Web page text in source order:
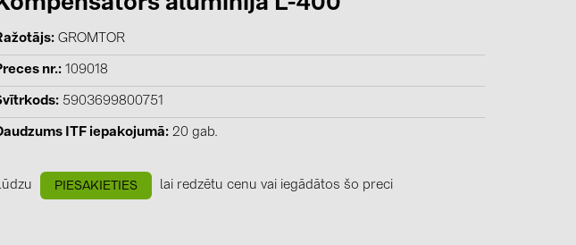
BUDMAT (6)
EVOPIPES (7)
FRONIUS (42)
GROMTOR (32)
HUAWEI (53)
GROMTOR
nr. 109018
5903699800751
ITF iepakojumā 20 gab.
PIESAKIETIES lai redzētu cenu vai iegādātos šo preci